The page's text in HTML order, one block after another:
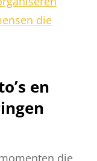
die
en
die